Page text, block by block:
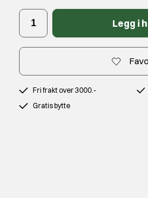
Legg i
Fri frakt over 3000.-
Gratis bytte